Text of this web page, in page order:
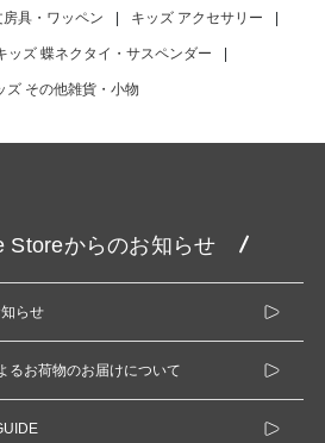
房具・ワッペン キッズ アクセサリー
ッズ 蝶ネクタイ・サスペンダー
ズ その他雑貨・小物
Storeからのお知らせ
らせ
るお荷物のお届けについて